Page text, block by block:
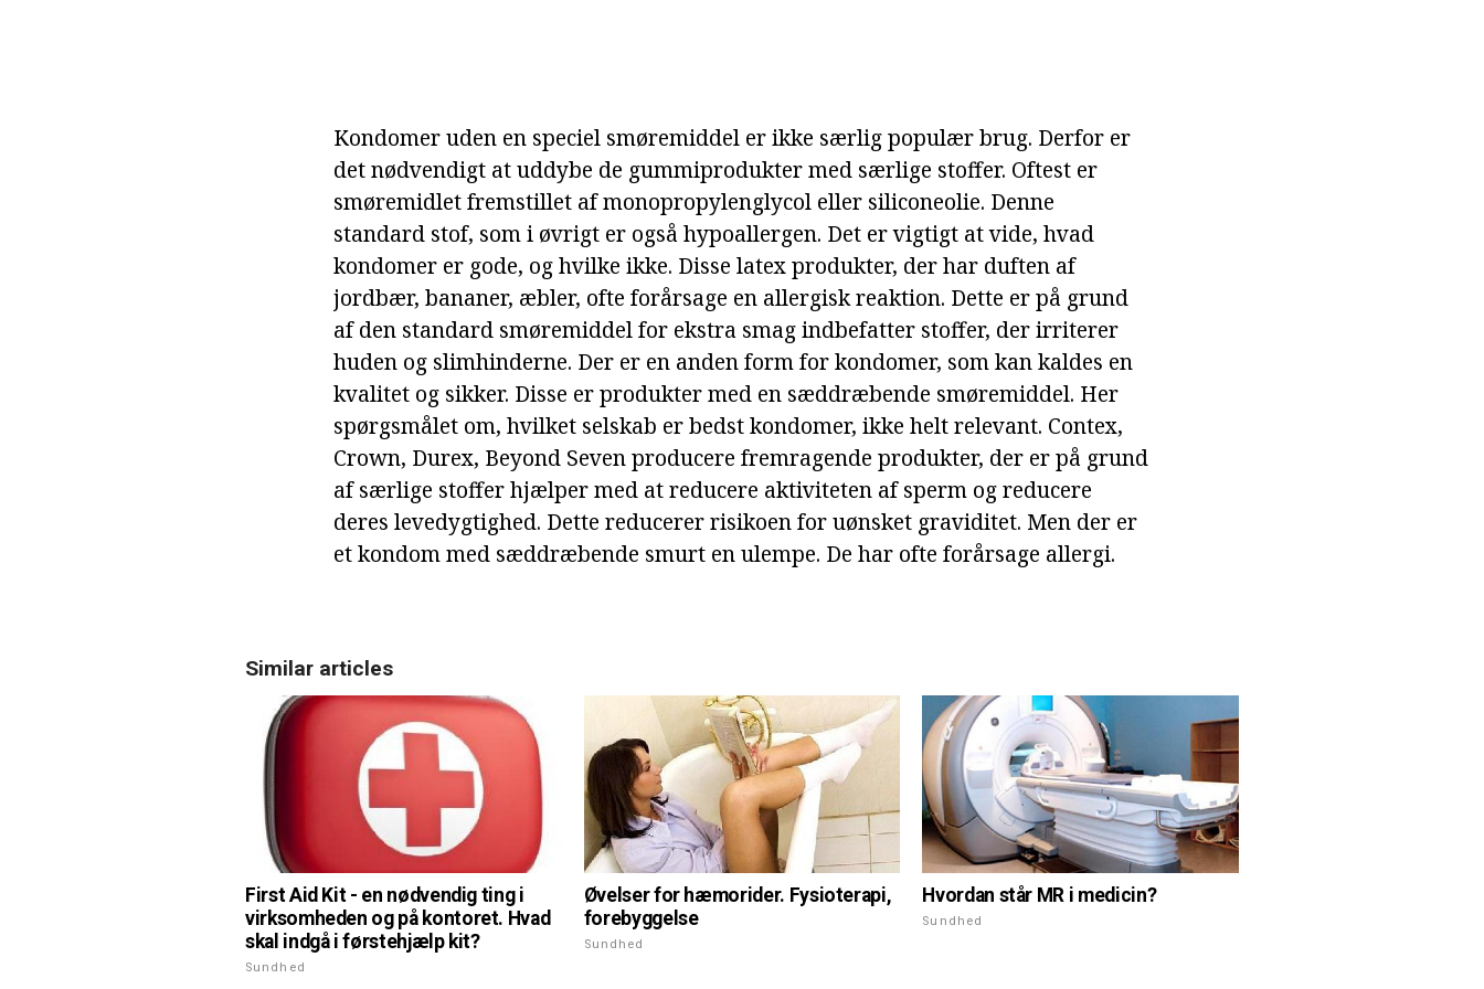
Kondomer uden en speciel smøremiddel er ikke særlig populær brug. Derfor er
det nødvendigt at uddybe de gummiprodukter med særlige stoffer. Oftest er
smøremidlet fremstillet af monopropylenglycol eller siliconeolie. Denne
standard stof, som i øvrigt er også hypoallergen. Det er vigtigt at vide, hvad
kondomer er gode, og hvilke ikke. Disse latex produkter, der har duften af
jordbær, bananer, æbler, ofte forårsage en allergisk reaktion. Dette er på grund
af den standard smøremiddel for ekstra smag indbefatter stoffer, der irriterer
huden og slimhinderne. Der er en anden form for kondomer, som kan kaldes en
kvalitet og sikker. Disse er produkter med en sæddræbende smøremiddel. Her
spørgsmålet om, hvilket selskab er bedst kondomer, ikke helt relevant. Contex,
Crown, Durex, Beyond Seven producere fremragende produkter, der er på grund
af særlige stoffer hjælper med at reducere aktiviteten af sperm og reducere
deres levedygtighed. Dette reducerer risikoen for uønsket graviditet. Men der er
et kondom med sæddræbende smurt en ulempe. De har ofte forårsage allergi.
Similar articles
First Aid Kit - en nødvendig ting i
virksomheden og på kontoret. Hvad
skal indgå i førstehjælp kit?
Sundhed
Øvelser for hæmorider. Fysioterapi,
forebyggelse
Sundhed
Hvordan står MR i medicin?
Sundhed